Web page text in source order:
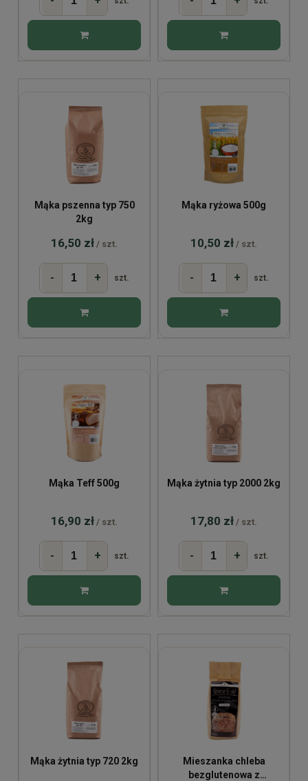
Mąka pszenna typ 750
2kg
16,50 zł / szt.
- + szt.
Mąka ryżowa 500g
10,50 zł / szt.
- + szt.
Mąka Teff 500g
16,90 zł / szt.
- + szt.
Mąka żytnia typ 2000 2kg
17,80 zł / szt.
- + szt.
Mąka żytnia typ 720 2kg
Mieszanka chleba
bezglutenowa z